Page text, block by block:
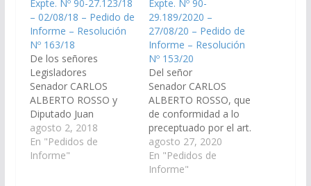
Expte. Nº 90-27.123/18
– 02/08/18 – Pedido de
Informe – Resolución
Nº 163/18
De los señores
Legisladores
Senador CARLOS
ALBERTO ROSSO y
Diputado Juan
Fernández Molina, que
de conformidad al Art.
116 de la Constitución
agosto 2, 2018
En "Pedidos de
Informe"
Expte. Nº 90-
29.189/2020 –
27/08/20 – Pedido de
Informe – Resolución
Nº 153/20
Del señor
Senador CARLOS
ALBERTO ROSSO, que
de conformidad a lo
preceptuado por el art.
116 de la Constitución
de la Provincia de Salta
y el art. 149 del
agosto 27, 2020
En "Pedidos de
Informe"